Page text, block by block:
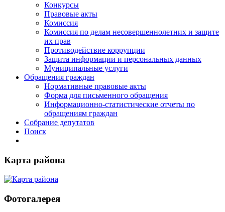
Конкурсы
Правовые акты
Комиссия
Комиссия по делам несовершеннолетних и защите
их прав
Противодействие коррупции
Защита информации и персональных данных
Муниципальные услуги
Обращения граждан
Нормативные правовые акты
Форма для письменного обращения
Информационно-статистические отчеты по
обращениям граждан
Собрание депутатов
Поиск
Карта района
Фотогалерея